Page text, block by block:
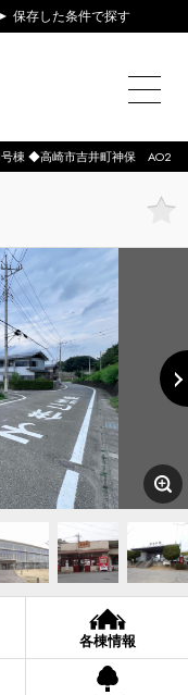
保存した条件で探す
号棟 ◆高崎市吉井町神保 AO2
各棟情報